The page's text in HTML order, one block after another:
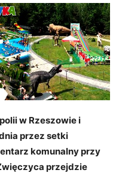
w Rzeszowie i
przez setki
komunalny przy
przejdzie